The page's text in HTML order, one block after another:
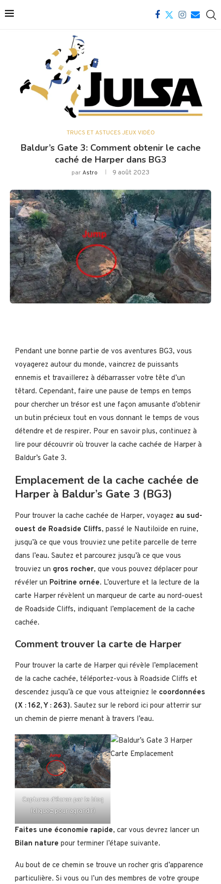
TRUCS ET ASTUCES JEUX VIDÉO
Baldur’s Gate 3: Comment obtenir le cache
caché de Harper dans BG3
parAstro 9 août 2023
Pendant une bonne partie de vos aventures BG3, vous
voyagerez autour du monde, vaincrez de puissants
ennemis et travaillerez à débarrasser votre tête d’un
têtard. Cependant, faire une pause de temps en temps
pour chercher un trésor est une façon amusante d’obtenir
un butin précieux tout en vous donnant le temps de vous
détendre et de respirer. Pour en savoir plus, continuez à
lire pour découvrir où trouver la cache cachée de Harper à
Baldur’s Gate 3.
Emplacement de la cache cachée de
Harper à Baldur’s Gate 3 (BG3)
Pour trouver la cache cachée de Harper, voyagez au sud-
ouest de Roadside Cliffs, passé le Nautiloïde en ruine,
jusqu’à ce que vous trouviez une petite parcelle de terre
dans l’eau. Sautez et parcourez jusqu’à ce que vous
trouviez un gros rocher, que vous pouvez déplacer pour
révéler un Poitrine ornée. L’ouverture et la lecture de la
carte Harper révèlent un marqueur de carte au nord-ouest
de Roadside Cliffs, indiquant l’emplacement de la cache
cachée.
Comment trouver la carte de Harper
Pour trouver la carte de Harper qui révèle l’emplacement
de la cache cachée, téléportez-vous à Roadside Cliffs et
descendez jusqu’à ce que vous atteigniez le coordonnées
(X : 162, Y : 263). Sautez sur le rebord ici pour atterrir sur
un chemin de pierre menant à travers l’eau.
Captures d’écran par le blog
(cliquez pour agrandir)
Faites une économie rapide, car vous devrez lancer un
Bilan nature pour terminer l’étape suivante.
Au bout de ce chemin se trouve un rocher gris d’apparence
particulière. Si vous ou l’un des membres de votre groupe